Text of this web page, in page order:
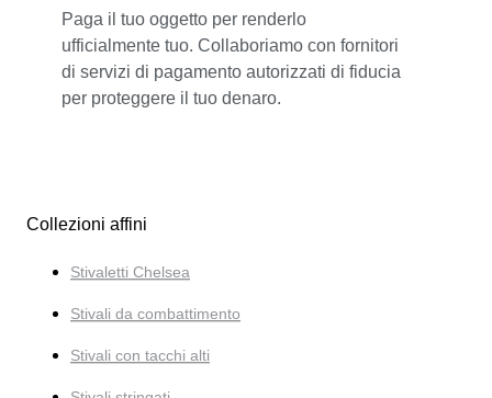
Paga il tuo oggetto per renderlo
ufficialmente tuo. Collaboriamo con fornitori
di servizi di pagamento autorizzati di fiducia
per proteggere il tuo denaro.
Collezioni affini
Stivaletti Chelsea
Stivali da combattimento
Stivali con tacchi alti